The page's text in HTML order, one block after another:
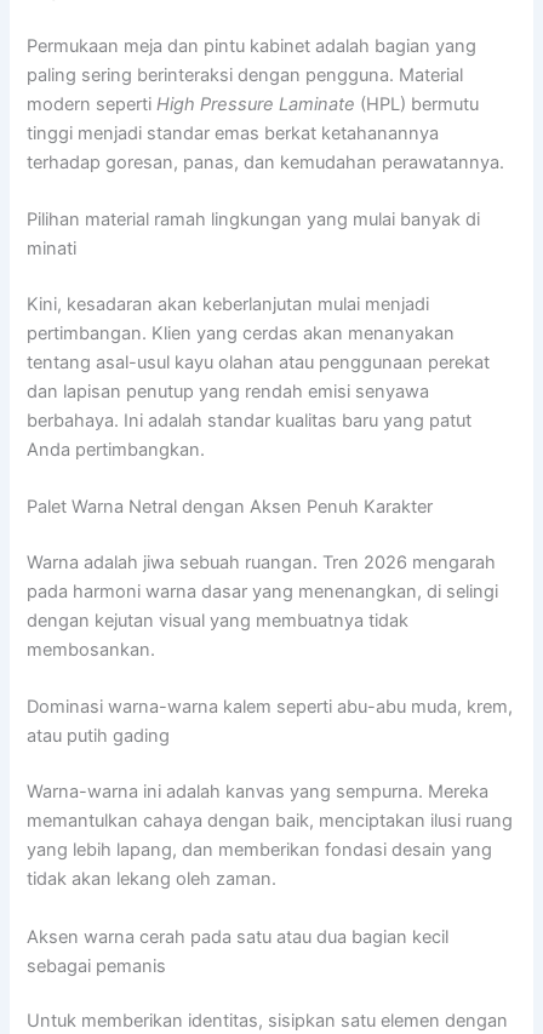
Permukaan meja dan pintu kabinet adalah bagian yang
paling sering berinteraksi dengan pengguna. Material
modern seperti High Pressure Laminate (HPL) bermutu
tinggi menjadi standar emas berkat ketahanannya
terhadap goresan, panas, dan kemudahan perawatannya.
Pilihan material ramah lingkungan yang mulai banyak di
minati
Kini, kesadaran akan keberlanjutan mulai menjadi
pertimbangan. Klien yang cerdas akan menanyakan
tentang asal-usul kayu olahan atau penggunaan perekat
dan lapisan penutup yang rendah emisi senyawa
berbahaya. Ini adalah standar kualitas baru yang patut
Anda pertimbangkan.
Palet Warna Netral dengan Aksen Penuh Karakter
Warna adalah jiwa sebuah ruangan. Tren 2026 mengarah
pada harmoni warna dasar yang menenangkan, di selingi
dengan kejutan visual yang membuatnya tidak
membosankan.
Dominasi warna-warna kalem seperti abu-abu muda, krem,
atau putih gading
Warna-warna ini adalah kanvas yang sempurna. Mereka
memantulkan cahaya dengan baik, menciptakan ilusi ruang
yang lebih lapang, dan memberikan fondasi desain yang
tidak akan lekang oleh zaman.
Aksen warna cerah pada satu atau dua bagian kecil
sebagai pemanis
Untuk memberikan identitas, sisipkan satu elemen dengan